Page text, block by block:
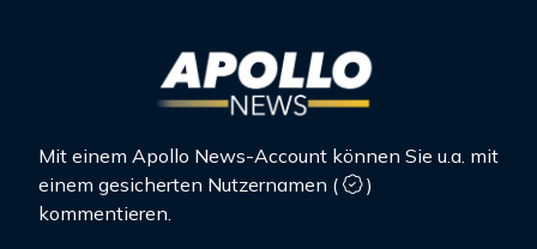
Mit einem Apollo News-Account können Sie u.a. mit
einem gesicherten Nutzernamen (
)
kommentieren.